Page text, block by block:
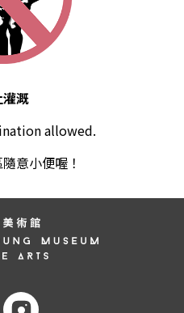
溉
allowed.
意小便喔！